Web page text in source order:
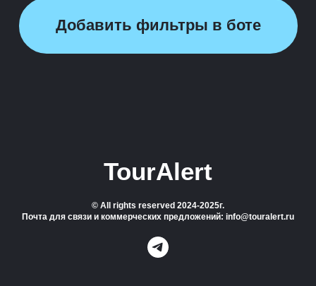
Добавить фильтры в боте
TourAlert
© All rights reserved 2024-2025г.
Почта для связи и коммерческих предложений: info@touralert.ru